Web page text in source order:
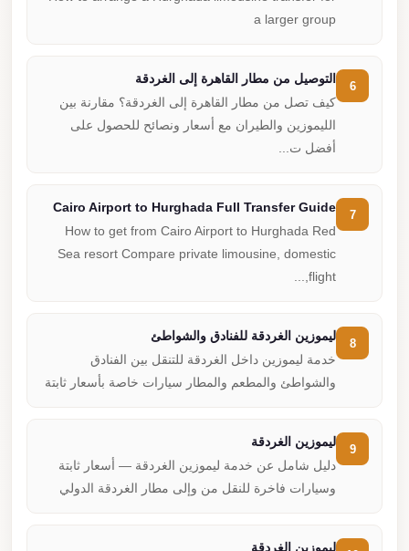
a larger group
التوصيل من مطار القاهرة إلى الغردقة
كيف تصل من مطار القاهرة إلى الغردقة؟ مقارنة بين
الليموزين والطيران مع أسعار ونصائح للحصول على
أفضل ت...
Cairo Airport to Hurghada Full Transfer Guide
How to get from Cairo Airport to Hurghada Red
Sea resort Compare private limousine, domestic
flight,...
ليموزين الغردقة للفنادق والشواطئ
خدمة ليموزين داخل الغردقة للتنقل بين الفنادق
والشواطئ والمطعم والمطار سيارات خاصة بأسعار ثابتة
ليموزين الغردقة
دليل شامل عن خدمة ليموزين الغردقة — أسعار ثابتة
وسيارات فاخرة للنقل من وإلى مطار الغردقة الدولي
ليموزين الغردقة